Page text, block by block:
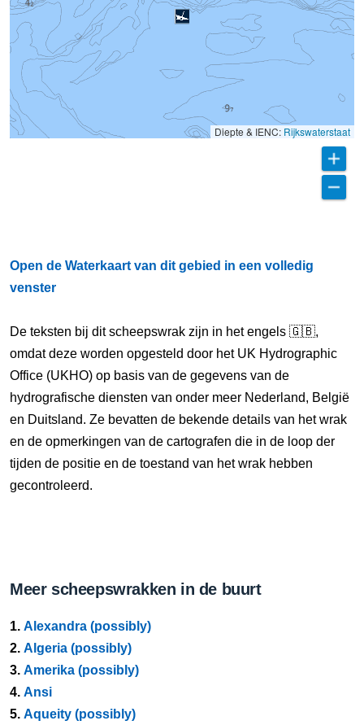
Diepte & IENC: Rijkswaterstaat
Open de Waterkaart van dit gebied in een volledig
venster
De teksten bij dit scheepswrak zijn in het engels 🇬🇧,
omdat deze worden opgesteld door het UK Hydrographic
Office (UKHO) op basis van de gegevens van de
hydrografische diensten van onder meer Nederland, België
en Duitsland. Ze bevatten de bekende details van het wrak
en de opmerkingen van de cartografen die in de loop der
tijden de positie en de toestand van het wrak hebben
gecontroleerd.
Meer scheepswrakken in de buurt
1. Alexandra (possibly)
2. Algeria (possibly)
3. Amerika (possibly)
4. Ansi
5. Aqueity (possibly)